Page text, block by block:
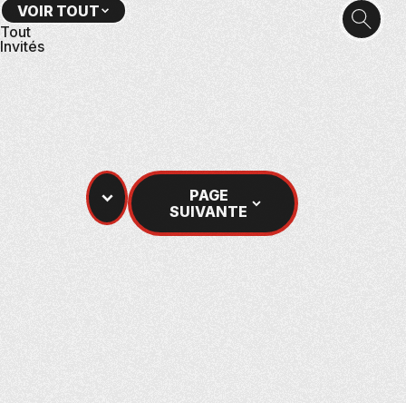
VOIR TOUT
Tout
Invités
PAGE PRÉCÉDENTE
PAGE
SUIVANTE